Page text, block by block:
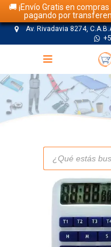
🚚 ¡Envío Gratis en
pagando por
Av. Rivadavia 8274,
Búsqueda
productos